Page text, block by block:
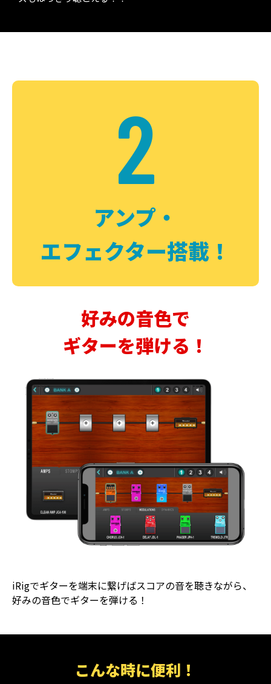
2
アンプ・
エフェクター搭載！
好みの音色で
ギターを弾ける！
iRigでギターを端末に繋げばスコアの音を聴きながら、
好みの音色でギターを弾ける！
こんな時に便利！